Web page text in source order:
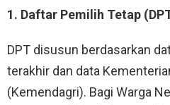
1. Daftar Pemilih Tetap
DPT disusun berdasarkan
terakhir dan data
(Kemendagri). Bagi Warga